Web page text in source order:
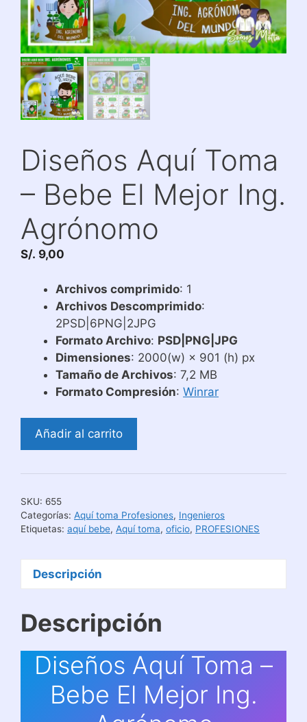
Diseños Aquí Toma
– Bebe El Mejor Ing.
Agrónomo
S/. 9,00
Archivos comprimido: 1
Archivos Descomprimido:
2PSD|6PNG|2JPG
Formato Archivo: PSD|PNG|JPG
Dimensiones: 2000(w) × 901 (h) px
Tamaño de Archivos: 7,2 MB
Formato Compresión: Winrar
Diseños
–
El
Mejor
cantidad
Añadir al carrito
SKU: 655
Categorías: Aquí toma Profesiones, Ingenieros
Etiquetas: aquí bebe, Aquí toma, oficio, PROFESIONES
Descripción
Descripción
Diseños Aquí Toma –
Bebe El Mejor Ing.